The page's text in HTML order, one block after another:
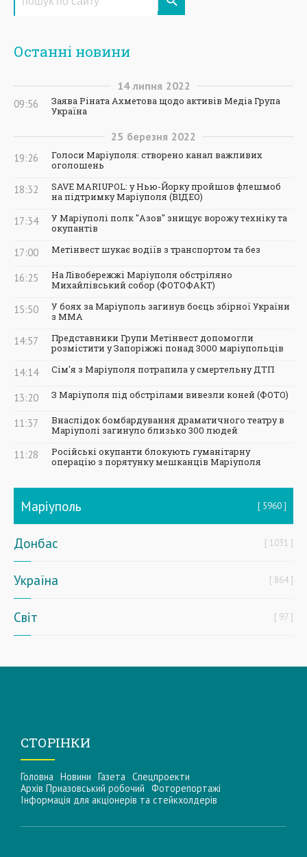
Останні новини
14 липня 2022
09:56
Заява Ріната Ахметова щодо активів Медіа Група
Україна
25 березня 2022
19:26
Голоси Маріуполя: створено канал важливих
оголошень
18:32
SAVE MARIUPOL: у Нью-Йорку пройшов флешмоб
на підтримку Маріуполя (ВІДЕО)
17:34
У Маріуполі полк "Азов" знищує ворожу техніку та
окупантів
17:00 Метінвест шукає водіїв з транспортом та без
16:25
На Лівобережжі Маріуполя обстріляно
Михайлівський собор (ФОТОФАКТ)
15:50
У боях за Маріуполь загинув боєць збірної України
з ММА
14:57
Представники Групи Метінвест допомогли
розмістити у Запоріжжі понад 3000 маріупольців
14:14 Сім'я з Маріуполя потрапила у смертельну ДТП
13:20 З Маріуполя під обстрілами вивезли коней (ФОТО)
11:37
Внаслідок бомбардування драматичного театру в
Маріуполі загинуло близько 300 людей
11:28
Російські окупанти блокують гуманітарну
операцію з порятунку мешканців Маріуполя
Маріуполь 5960
Донбас 1031
Україна 864
Світ 97
СТОРІНКИ
Головна Новини Газета Спецпроекти
Архів Приазовський робочий Фоторепортажі
Інформацiя для акцiонерiв та стейкхолдерiв